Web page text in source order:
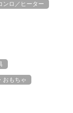
ンロ／ヒーター
おもちゃ